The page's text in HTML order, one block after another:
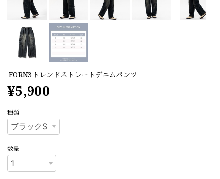
FORN3トレンドストレートデニムパンツ
¥5,900
種類
数量